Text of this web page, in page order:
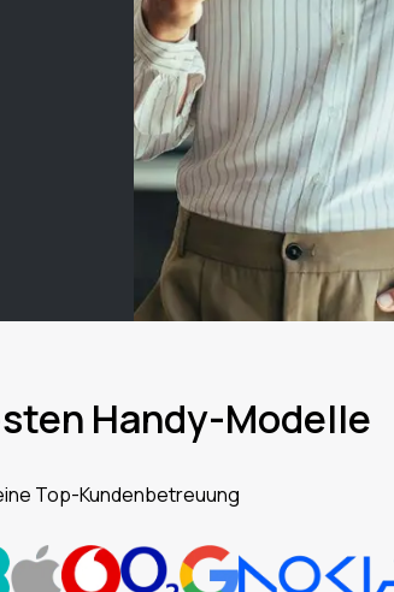
Handy-Modelle
Top-Kundenbetreuung